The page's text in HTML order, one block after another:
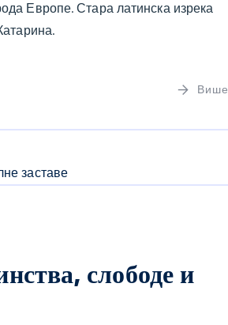
Европе. Стара латинска изрека
Више
слободе и